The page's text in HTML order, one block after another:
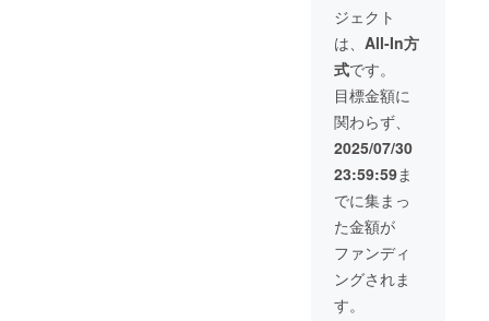
ページ
で、協
賛企業
名のご
紹介を
させて
いただ
きま
（2025
年9月30
日ま
で） ※
備考欄
に企業
名の記
つり
で、協
賛企業
名の掲
示をさ
せてい
ただき
ます。
※雨天に
より実
施でき
ない場
合は、
会場で
企業名
をご紹
ジェクト
は、 All-In方
式です。
目標金額に
関わらず、
2025/07/30
23:59:59ま
でに集まっ
た金額が
ファンディ
ングされま
す。